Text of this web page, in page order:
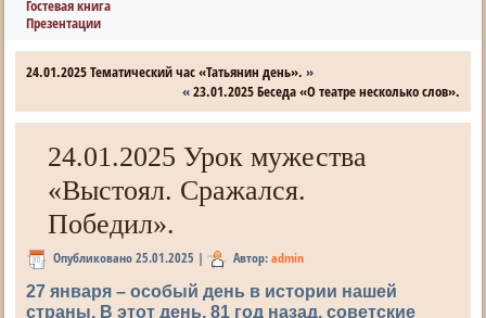
Гостевая книга
Презентации
24.01.2025 Тематический час «Татьянин день». »
«23.01.2025 Беседа «О театре несколько слов».
24.01.2025 Урок мужества
«Выстоял. Сражался.
Победил».
Опубликовано 25.01.2025 | Автор: admin
27 января – особый день в истории нашей
страны. В этот день, 81 год назад, советские